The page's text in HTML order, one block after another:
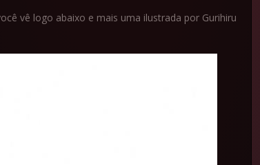
vê logo abaixo e mais uma ilustrada por Gurihiru